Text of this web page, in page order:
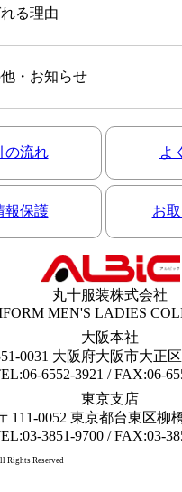
る理由
・お知らせ
の流れ よ
報保護 お
丸十服装株式会社
MEN'S LADIES
大阪本社
0031 大阪府大阪市大正
6552-3921 / FAX:06-
東京支店
111-0052 東京都台東区柳
3851-9700 / FAX:03-
Reserved